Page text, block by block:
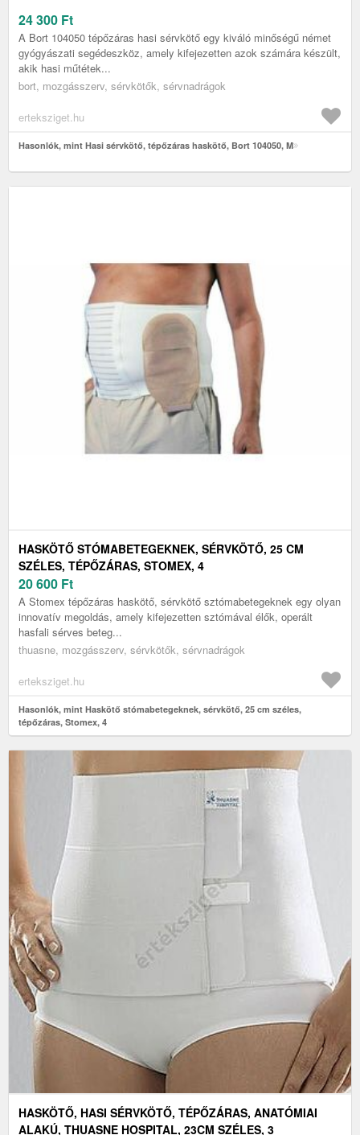
24 300 Ft
A Bort 104050 tépőzáras hasi sérvkötő egy kiváló minőségű német
gyógyászati segédeszköz, amely kifejezetten azok számára készült,
akik hasi műtétek...
bort, mozgásszerv, sérvkötők, sérvnadrágok
erteksziget.hu
Hasonlók, mint Hasi sérvkötő, tépőzáras haskötő, Bort 104050, M
HASKÖTŐ STÓMABETEGEKNEK, SÉRVKÖTŐ, 25 CM
SZÉLES, TÉPŐZÁRAS, STOMEX, 4
20 600 Ft
A Stomex tépőzáras haskötő, sérvkötő sztómabetegeknek egy olyan
innovatív megoldás, amely kifejezetten sztómával élők, operált
hasfali sérves beteg...
thuasne, mozgásszerv, sérvkötők, sérvnadrágok
erteksziget.hu
Hasonlók, mint Haskötő stómabetegeknek, sérvkötő, 25 cm széles,
tépőzáras, Stomex, 4
HASKÖTŐ, HASI SÉRVKÖTŐ, TÉPŐZÁRAS, ANATÓMIAI
ALAKÚ, THUASNE HOSPITAL, 23CM SZÉLES, 3